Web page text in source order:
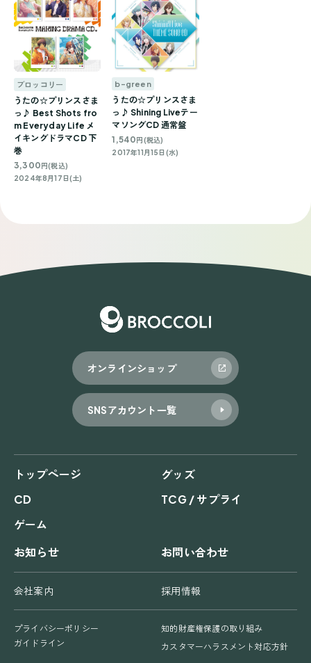
ブロッコリー
うたの☆プリンスさま
っ♪ Best Shots fro
m Everyday Life メ
イキングドラマCD 下
巻
3,300円(税込)
2024年8月17日(土)
b-green
うたの☆プリンスさま
っ♪ Shining Liveテー
マソングCD 通常盤
1,540円(税込)
2017年11月15日(水)
オンラインショップ
SNSアカウント一覧
トップページ
グッズ
CD
TCG / サプライ
ゲーム
お知らせ
お問い合わせ
会社案内 採用情報
プライバシーポリシー
知的財産権保護の取り組み
ガイドライン
カスタマーハラスメント対応方針